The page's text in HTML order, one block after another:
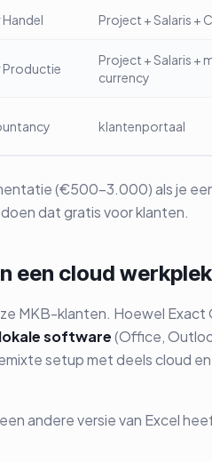
Project + Salaris +
Productie
Project + Salaris +
currency
klantenportaal
(€500-3.000) als je
dat gratis voor klanten.
een cloud
MKB-klanten. Hoewel Exact
lokale software(Office,
setup met deels cloud
andere versie van Excel